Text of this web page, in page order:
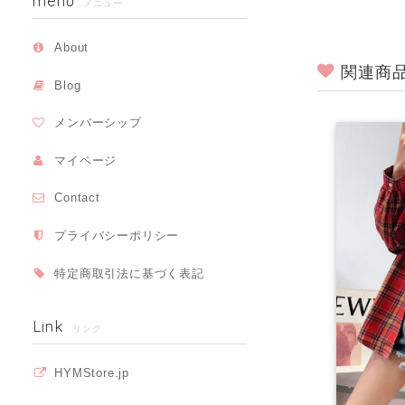
メニュー
About
Blog
メンバーシップ
マイページ
Contact
プライバシーポリシー
特定商取引法に基づく表記
Link リンク
HYMStore.jp
関連商